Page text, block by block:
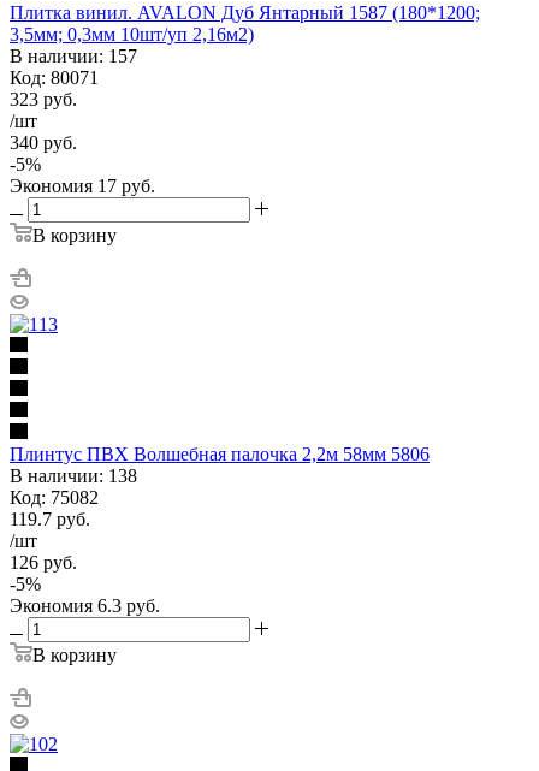
Плитка винил. AVALON Дуб Янтарный 1587 (180*1200;
3,5мм; 0,3мм 10шт/уп 2,16м2)
В наличии: 157
Код: 80071
323 руб.
/шт
340 руб.
-5%
Экономия 17 руб.
В корзину
Плинтус ПВХ Волшебная палочка 2,2м 58мм 5806
В наличии: 138
Код: 75082
119.7 руб.
/шт
126 руб.
-5%
Экономия 6.3 руб.
В корзину